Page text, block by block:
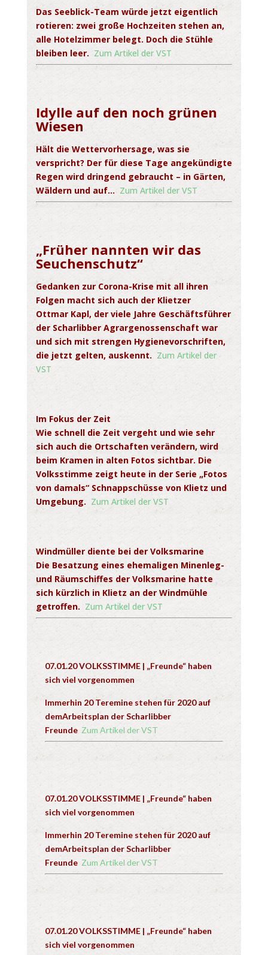
Das Seeblick-Team würde jetzt eigentlich
rotieren: zwei große Hochzeiten stehen an,
alle Hotelzimmer belegt. Doch die Stühle
bleiben leer. Zum Artikel der VST
Idylle auf den noch grünen
Wiesen
Hält die Wettervorhersage, was sie
verspricht? Der für diese Tage angekündigte
Regen wird dringend gebraucht – in Gärten,
Wäldern und auf… Zum Artikel der VST
„Früher nannten wir das
Seuchenschutz“
Gedanken zur Corona-Krise mit all ihren
Folgen macht sich auch der Klietzer
Ottmar Kapl, der viele Jahre Geschäftsführer
der Scharlibber Agrargenossenschaft war
und sich mit strengen Hygienevorschriften,
die jetzt gelten, auskennt. Zum Artikel der
VST
Im Fokus der Zeit
Wie schnell die Zeit vergeht und wie sehr
sich auch die Ortschaften verändern, wird
beim Kramen in alten Fotos sichtbar. Die
Volksstimme zeigt heute in der Serie „Fotos
von damals“ Schnappschüsse von Klietz und
Umgebung. Zum Artikel der VST
Windmüller diente bei der Volksmarine
Die Besatzung eines ehemaligen Minenleg-
und Räumschiffes der Volksmarine hatte
sich kürzlich in Klietz an der Windmühle
getroffen. Zum Artikel der VST
07.01.20 VOLKSSTIMME | „Freunde“ haben
sich viel vorgenommen
Immerhin 20 Teremine stehen für 2020 auf
demArbeitsplan der Scharlibber
Freunde Zum Artikel der VST
07.01.20 VOLKSSTIMME | „Freunde“ haben
sich viel vorgenommen
Immerhin 20 Teremine stehen für 2020 auf
demArbeitsplan der Scharlibber
Freunde Zum Artikel der VST
07.01.20 VOLKSSTIMME | „Freunde“ haben
sich viel vorgenommen